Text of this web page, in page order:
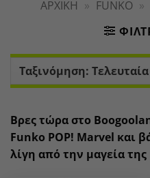
ΑΡΧΙΚΉ » FUNKO »
Βρες τώρα στο
Funko POP! Marvel και
λίγη από την μαγεία